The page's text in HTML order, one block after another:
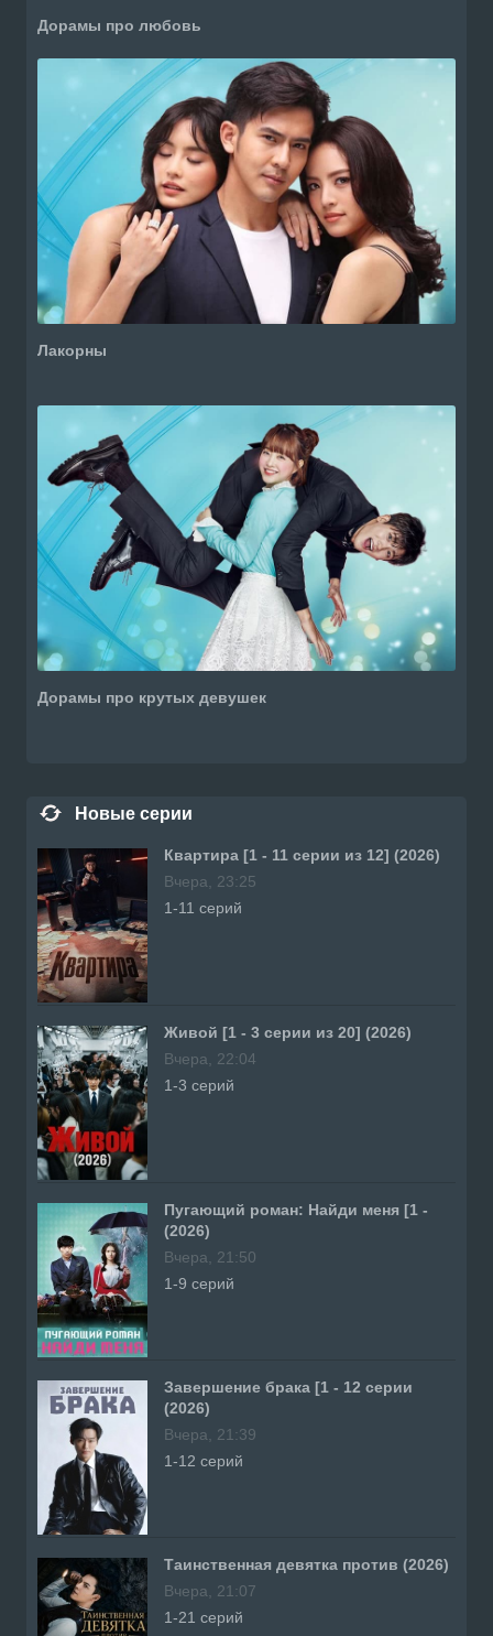
Дорамы про любовь
Лакорны
Дорамы про крутых девушек
Новые серии
Квартира [1 - 11 серии из 12] (2026)
Вчера, 23:25
1-11 серий
Живой [1 - 3 серии из 20] (2026)
Вчера, 22:04
1-3 серий
Пугающий роман: Найди меня [1 -
(2026)
Вчера, 21:50
1-9 серий
Завершение брака [1 - 12 серии
(2026)
Вчера, 21:39
1-12 серий
Таинственная девятка против (2026)
Вчера, 21:07
1-21 серий